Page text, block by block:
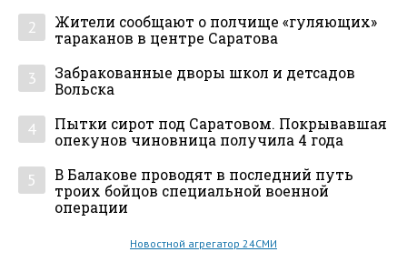
2
Жители сообщают о полчище «гуляющих»
тараканов в центре Саратова
3
Забракованные дворы школ и детсадов
Вольска
4
Пытки сирот под Саратовом. Покрывавшая
опекунов чиновница получила 4 года
5
В Балакове проводят в последний путь
троих бойцов специальной военной
операции
Новостной агрегатор 24СМИ